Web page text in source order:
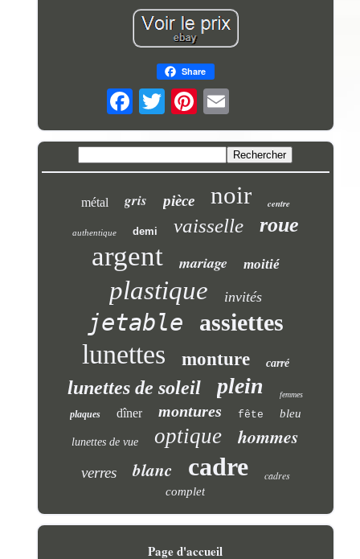
Share
métal gris pièce noir centre
authentique demi vaisselle roue
argent mariage moitié
plastique invités
jetable assiettes
lunettes monture carré
lunettes de soleil plein femmes
plaques dîner montures fête bleu
lunettes de vue optique hommes
verres blanc cadre
cadres
complet
Page d'accueil